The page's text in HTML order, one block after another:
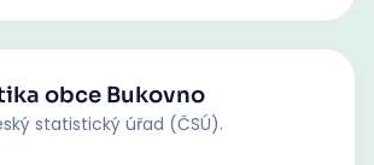
obce Bukovno
statistický úřad (ČSÚ).